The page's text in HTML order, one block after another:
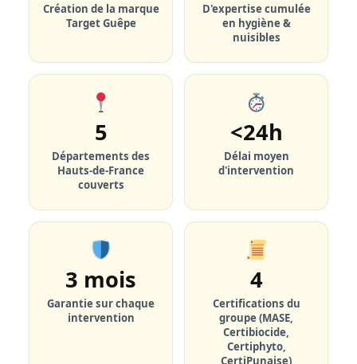
Création de la marque
Target Guêpe
D'expertise cumulée
en hygiène &
nuisibles
5
Départements des
Hauts-de-France
couverts
<24h
Délai moyen
d'intervention
3 mois
Garantie sur chaque
intervention
4
Certifications du
groupe (MASE,
Certibiocide,
Certiphyto,
CertiPunaise)